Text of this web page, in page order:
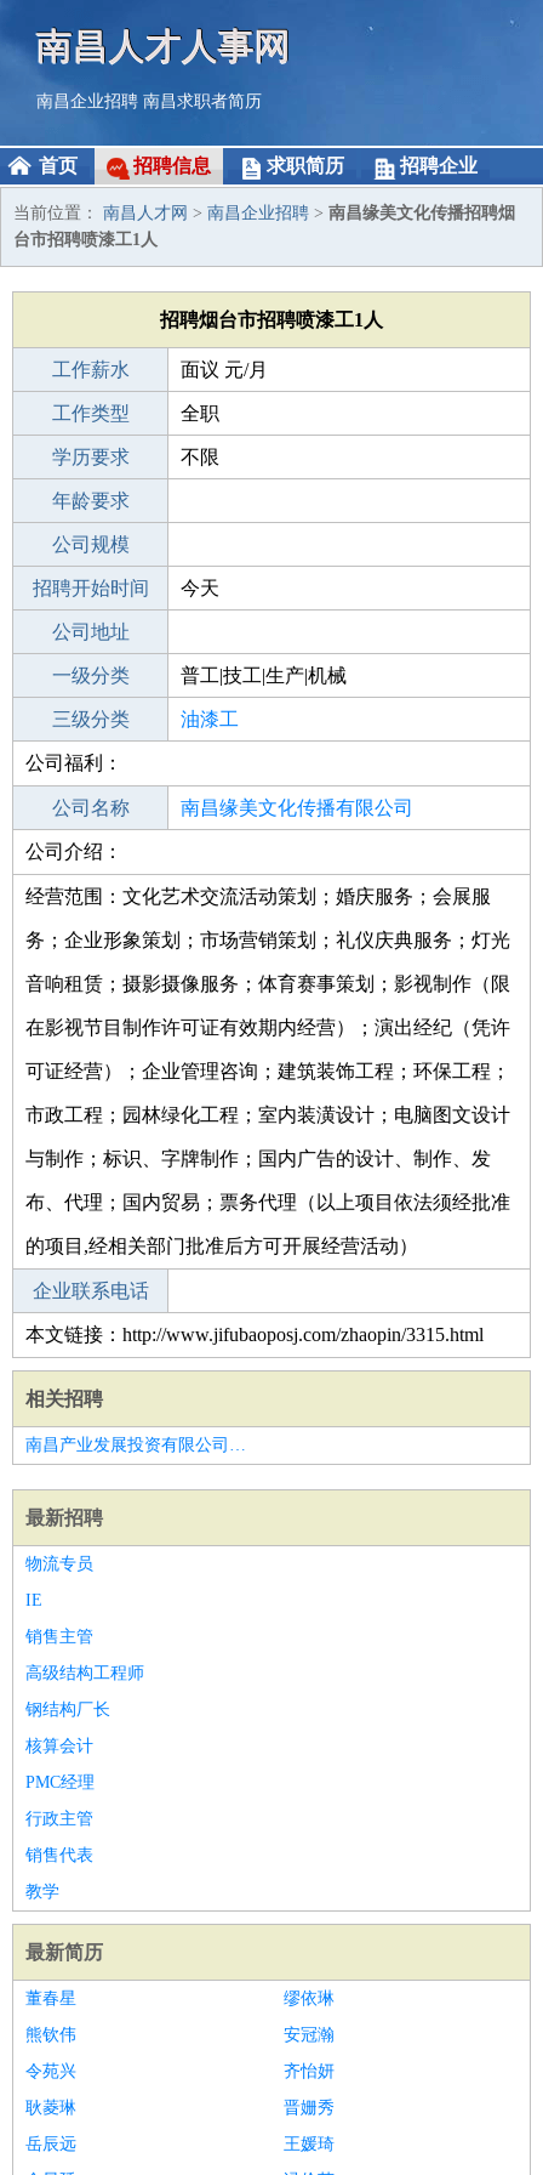
南昌人才人事网
南昌企业招聘 南昌求职者简历
首页 招聘信息 求职简历 招聘企业
当前位置： 南昌人才网 > 南昌企业招聘 > 南昌缘美文化传播招聘烟
台市招聘喷漆工1人
招聘烟台市招聘喷漆工1人
工作薪水 面议 元/月
招聘人数 1人
工作类型 全职
性别要求 -
学历要求 不限
工作经验
年龄要求
工作地点
公司规模
公司电话
招聘开始时间 今天
招聘结束时间
公司地址
一级分类 普工|技工|生产|机械
二级分类 普工/技工
三级分类 油漆工
其他行业
公司福利：
公司名称 南昌缘美文化传播有限公司
公司类型
公司介绍：
经营范围：文化艺术交流活动策划；婚庆服务；会展服
务；企业形象策划；市场营销策划；礼仪庆典服务；灯光
音响租赁；摄影摄像服务；体育赛事策划；影视制作（限
在影视节目制作许可证有效期内经营）；演出经纪（凭许
可证经营）；企业管理咨询；建筑装饰工程；环保工程；
市政工程；园林绿化工程；室内装潢设计；电脑图文设计
与制作；标识、字牌制作；国内广告的设计、制作、发
布、代理；国内贸易；票务代理（以上项目依法须经批准
的项目,经相关部门批准后方可开展经营活动）
企业联系电话
本文链接：http://www.jifubaoposj.com/zhaopin/3315.html
相关招聘
南昌产业发展投资有限公司招聘油漆工
最新招聘
物流专员
IE
销售主管
高级结构工程师
钢结构厂长
核算会计
PMC经理
行政主管
销售代表
教学
最新简历
董春星
缪依琳
熊钦伟
安冠瀚
令苑兴
齐怡妍
耿菱琳
晋姗秀
岳辰远
王媛琦